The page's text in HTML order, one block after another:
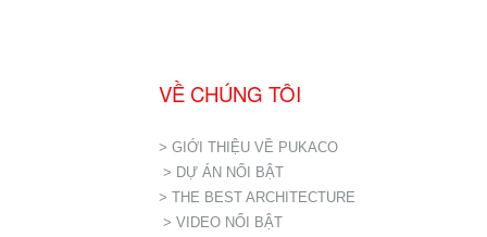
VỀ CHÚNG TÔI
> GIỚI THIỆU VỀ PUKACO
> DỰ ÁN NỔI BẬT
> THE BEST ARCHITECTURE
> VIDEO NỔI BẬT